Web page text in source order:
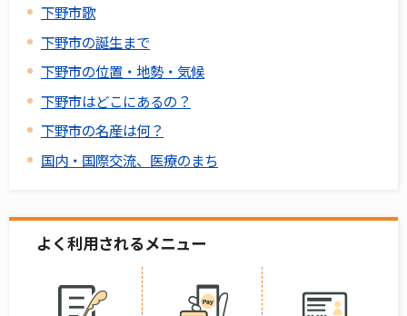
下野市歌
下野市の誕生まで
下野市の位置・地勢・気候
下野市はどこにあるの？
下野市の名産は何？
国内・国際交流、医療のまち
よく利用されるメニュー